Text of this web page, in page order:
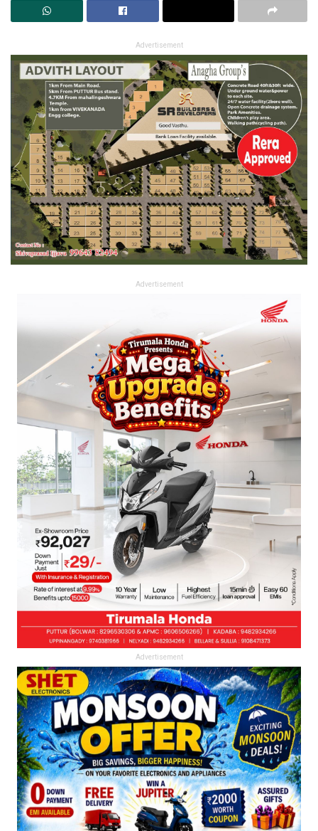
Advertisement
Advertisement
Advertisement